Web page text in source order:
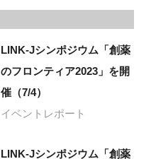
LINK-Jシンポジウム「創薬
のフロンティア2023」を開
催（7/4）
イベントレポート
LINK-Jシンポジウム「創薬